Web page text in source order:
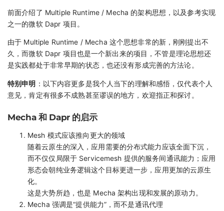
前面介绍了 Multiple Runtime / Mecha 的架构思想，以及参考实现
之一的微软 Dapr 项目。
由于 Multiple Runtime / Mecha 这个思想非常的新，刚刚提出不
久，而微软 Dapr 项目也是一个新出来的项目，不管是理论思想还
是实践都处于非常早期的状态，也还没有形成完善的方法论。
特别申明 ：以下内容更多是我个人当下的理解和感悟，仅代表个人
意见，肯定有很多不成熟甚至谬误的地方，欢迎指正和探讨。
Mecha 和 Dapr 的启示
Mesh 模式应该推向更大的领域
随着云原生的深入，应用需要的分布式能力应该全面下沉，
而不仅仅局限于 Servicemesh 提供的服务间通讯能力；应用
形态会朝纯业务逻辑这个目标更进一步，应用更加的云原生
化。
这是大势所趋，也是 Mecha 架构出现和发展的原动力。
Mecha 强调是“提供能力”，而不是通讯代理